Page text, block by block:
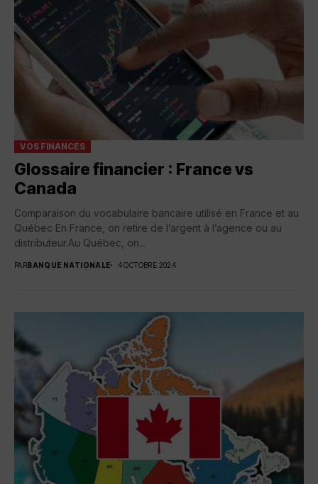
VOS FINANCES
Glossaire financier : France vs
Canada
Comparaison du vocabulaire bancaire utilisé en France et au
Québec En France, on retire de l’argent à l’agence ou au
distributeur.Au Québec, on...
PARBANQUE NATIONALE 4 OCTOBRE 2024